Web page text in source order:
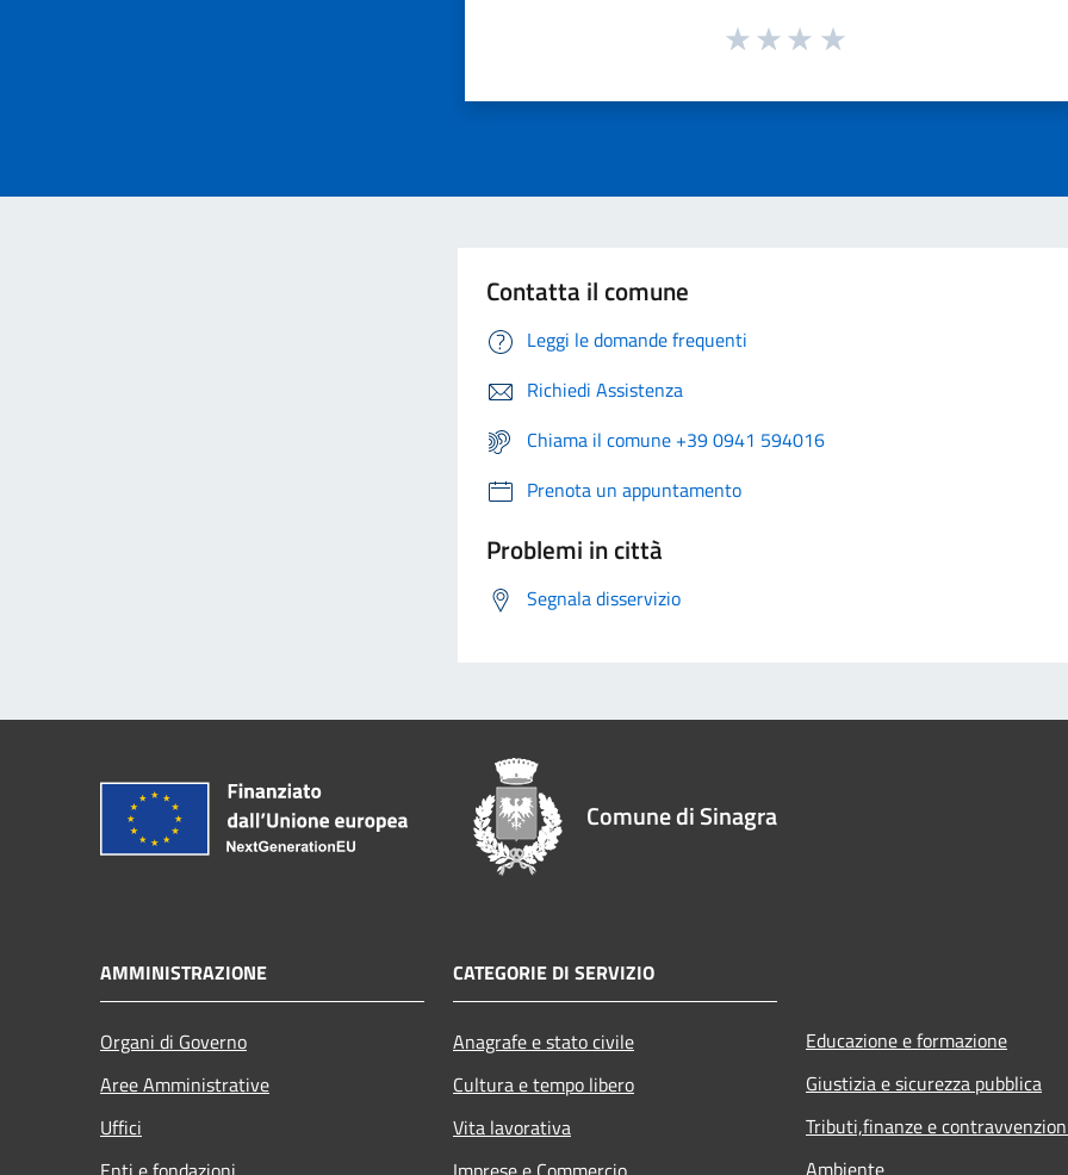
Contatta il comune
Leggi le domande frequenti
Richiedi Assistenza
Chiama il comune +39 0941 594016
Prenota un appuntamento
Problemi in città
Segnala disservizio
Comune di Sinagra
AMMINISTRAZIONE
Organi di Governo
Aree Amministrative
Uffici
CATEGORIE DI SERVIZIO
Anagrafe e stato civile
Cultura e tempo libero
Vita lavorativa
Educazione e formazione
Giustizia e sicurezza pubblica
Tributi,finanze e
Ambiente